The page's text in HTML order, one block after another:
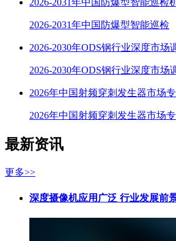
2026-2031年中国防爆型智能巡检
2026-2030年ODS钢行业深度市
2026-2030年ODS钢行业深度市场
2026年中国射频穿刺发生器市场
2026年中国射频穿刺发生器市场专
最新资讯
更多>>
深度摄像机应用广泛 行业发展前